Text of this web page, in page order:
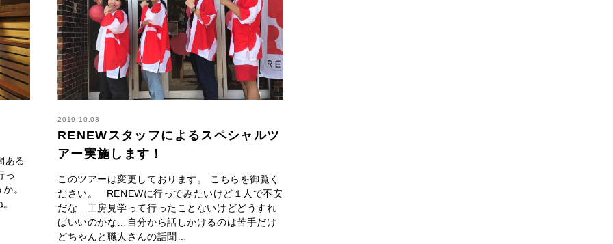
ある
っ
。
2019.10.03
RENEWスタッフによるスペシャルツ
アー実施します！
このツアーは変更しております。 こちらを御覧く
ださい。 RENEWに行ってみたいけど１人で不安
だな…工房見学って行ったことないけどどうすれ
ばいいのかな…自分から話しかけるのは苦手だけ
どちゃんと職人さんの話聞…